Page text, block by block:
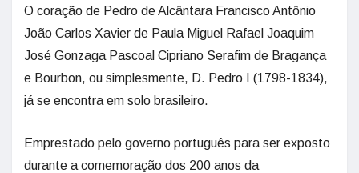
O coração de Pedro de Alcântara Francisco Antônio
João Carlos Xavier de Paula Miguel Rafael Joaquim
José Gonzaga Pascoal Cipriano Serafim de Bragança
e Bourbon, ou simplesmente, D. Pedro I (1798-1834),
já se encontra em solo brasileiro.
Emprestado pelo governo português para ser exposto
durante a comemoração dos 200 anos da